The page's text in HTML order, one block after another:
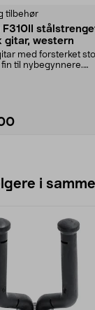
tilbehør
F310II
gitar, western
med forsterket stol
til nybegynnere.
i